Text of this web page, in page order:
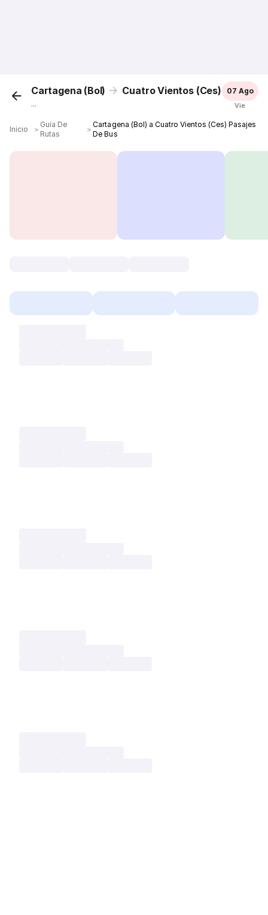
Cartagena (Bol) Cuatro Vientos (Ces)
...
07 Ago
Vie
Inicio ＞
Guía De
Rutas
＞
Cartagena (Bol) a Cuatro Vientos (Ces) Pasajes
De Bus